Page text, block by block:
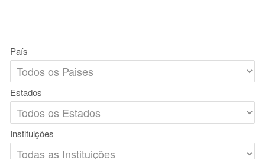
País
Estados
Instituições